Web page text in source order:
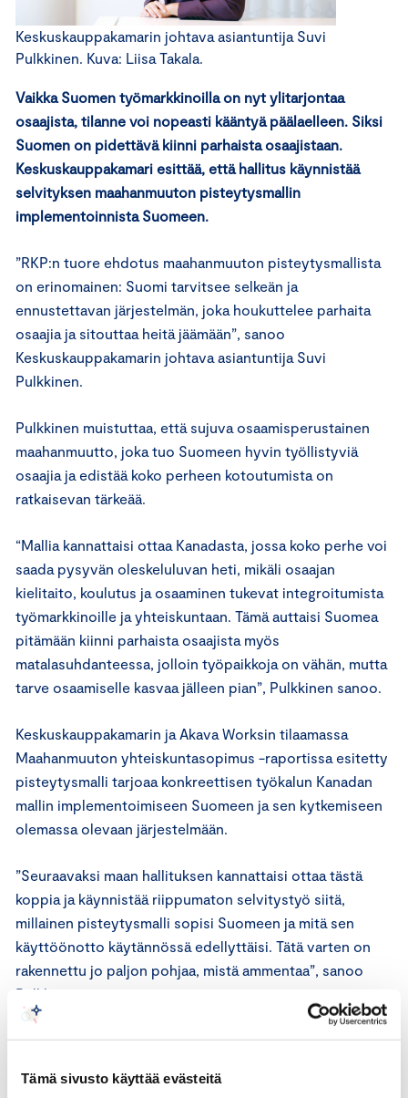
Tämä sivusto käyttää evästeitä
Keskuskauppakamarin johtava asiantuntija Suvi
Pulkkinen. Kuva: Liisa Takala.
Vaikka Suomen työmarkkinoilla on nyt ylitarjontaa
osaajista, tilanne voi nopeasti kääntyä päälaelleen. Siksi
Suomen on pidettävä kiinni parhaista osaajistaan.
Keskuskauppakamari esittää, että hallitus käynnistää
selvityksen maahanmuuton pisteytysmallin
implementoinnista Suomeen.
”RKP:n tuore ehdotus maahanmuuton pisteytysmallista
on erinomainen: Suomi tarvitsee selkeän ja
ennustettavan järjestelmän, joka houkuttelee parhaita
osaajia ja sitouttaa heitä jäämään”, sanoo
Keskuskauppakamarin johtava asiantuntija Suvi
Pulkkinen.
Pulkkinen muistuttaa, että sujuva osaamisperustainen
maahanmuutto, joka tuo Suomeen hyvin työllistyviä
osaajia ja edistää koko perheen kotoutumista on
ratkaisevan tärkeää.
“Mallia kannattaisi ottaa Kanadasta, jossa koko perhe voi
saada pysyvän oleskeluluvan heti, mikäli osaajan
kielitaito, koulutus ja osaaminen tukevat integroitumista
työmarkkinoille ja yhteiskuntaan. Tämä auttaisi Suomea
pitämään kiinni parhaista osaajista myös
matalasuhdanteessa, jolloin työpaikkoja on vähän, mutta
tarve osaamiselle kasvaa jälleen pian”, Pulkkinen sanoo.
Keskuskauppakamarin ja Akava Worksin tilaamassa
Maahanmuuton yhteiskuntasopimus -raportissa esitetty
pisteytysmalli tarjoaa konkreettisen työkalun Kanadan
mallin implementoimiseen Suomeen ja sen kytkemiseen
olemassa olevaan järjestelmään.
”Seuraavaksi maan hallituksen kannattaisi ottaa tästä
koppia ja käynnistää riippumaton selvitystyö siitä,
millainen pisteytysmalli sopisi Suomeen ja mitä sen
käyttöönotto käytännössä edellyttäisi. Tätä varten on
rakennettu jo paljon pohjaa, mistä ammentaa”, sanoo
Pulkkinen.
Tutustu Keskuskauppakamarin ja Akava Worksin
tästä.